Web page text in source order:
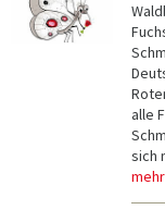
alle
sich